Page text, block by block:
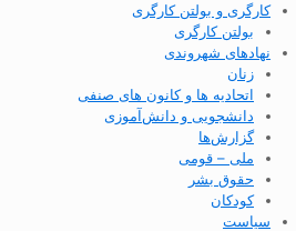
کارگری و بولتن کارگری
بولتن کارگری
نهادهای شهروندی
زنان
اتحادیه ها و کانون های صنفی
دانشجویی و دانش‌آموزی
گزارش‌ها
ملی – قومی
حقوق بشر
کودکان
سیاست